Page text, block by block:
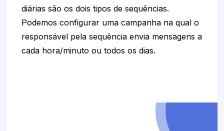
diárias são os dois tipos de sequências.
Podemos configurar uma campanha na qual o
responsável pela sequência envia mensagens a
cada hora/minuto ou todos os dias.